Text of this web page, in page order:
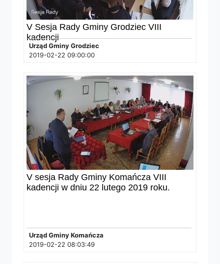
V Sesja Rady Gminy Grodziec VIII
kadencji
Urząd Gminy Grodziec
2019-02-22 09:00:00
V sesja Rady Gminy Komańcza VIII
kadencji w dniu 22 lutego 2019 roku.
Urząd Gminy Komańcza
2019-02-22 08:03:49